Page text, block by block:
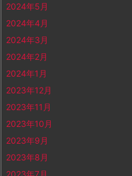
2024年5月
2024年4月
2024年3月
2024年2月
2024年1月
2023年12月
2023年11月
2023年10月
2023年9月
2023年8月
2023年7月